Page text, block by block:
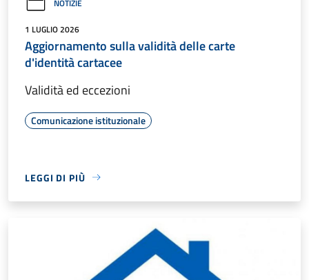
NOTIZIE
1 LUGLIO 2026
Aggiornamento sulla validità delle carte
d'identità cartacee
Validità ed eccezioni
Comunicazione istituzionale
LEGGI DI PIÙ